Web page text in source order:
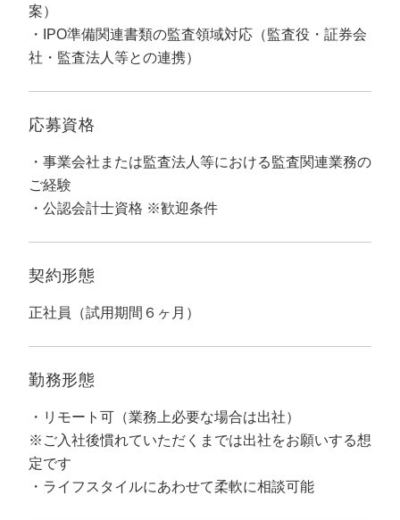
動画ディレクター
営業
インターン
正社員
マーケマネージャー
カスタマーサクセスマネージャー
案）
IPO準備関連書類の監査領域対応（監査役・証券会
社・監査法人等との連携）
応募資格
事業会社または監査法人等における監査関連業務の
ご経験
公認会計士資格 ※歓迎条件
契約形態
正社員（試用期間６ヶ月）
勤務形態
リモート可（業務上必要な場合は出社）
※ご入社後慣れていただくまでは出社をお願いする想
定です
ライフスタイルにあわせて柔軟に相談可能